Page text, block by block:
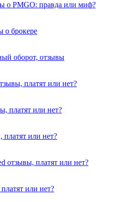
о PMGO: правда или миф?
о брокере
оборот, отзывы
платят или нет?
платят или нет?
платят или нет?
отзывы, платят или нет?
или нет?